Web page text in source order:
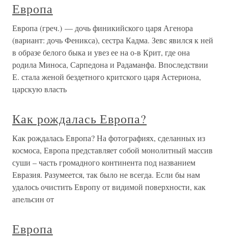
Европа
Европа (греч.) — дочь финикийского царя Агенора
(вариант: дочь Феникса), сестра Кадма. Зевс явился к ней
в образе белого быка и увез ее на о-в Крит, где она
родила Миноса, Сарпедона и Радаманфа. Впоследствии
Е. стала женой бездетного критского царя Астериона,
царскую власть
Как рождалась Европа?
Как рождалась Европа? На фотографиях, сделанных из
космоса, Европа представляет собой монолитный массив
суши – часть громадного континента под названием
Евразия. Разумеется, так было не всегда. Если бы нам
удалось очистить Европу от видимой поверхности, как
апельсин от
Европа